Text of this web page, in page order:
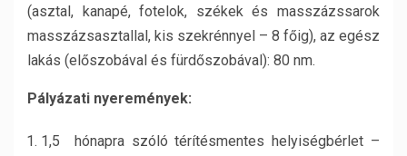
(asztal, kanapé, fotelok, székek és masszázssarok
masszázsasztallal, kis szekrénnyel – 8 főig), az egész
lakás (előszobával és fürdőszobával): 80 nm.
Pályázati nyeremények:
1,5 hónapra szóló térítésmentes helyiségbérlet –